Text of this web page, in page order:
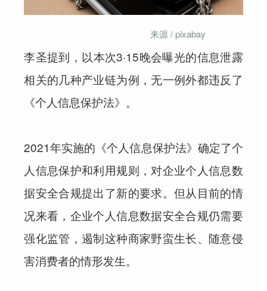
来源 / pixabay
李圣提到，以本次3·15晚会曝光的信息泄露
相关的几种产业链为例，无一例外都违反了
《个人信息保护法》。
2021年实施的《个人信息保护法》确定了个
人信息保护和利用规则，对企业个人信息数
据安全合规提出了新的要求。但从目前的情
况来看，企业个人信息数据安全合规仍需要
强化监管，遏制这种商家野蛮生长、随意侵
害消费者的情形发生。